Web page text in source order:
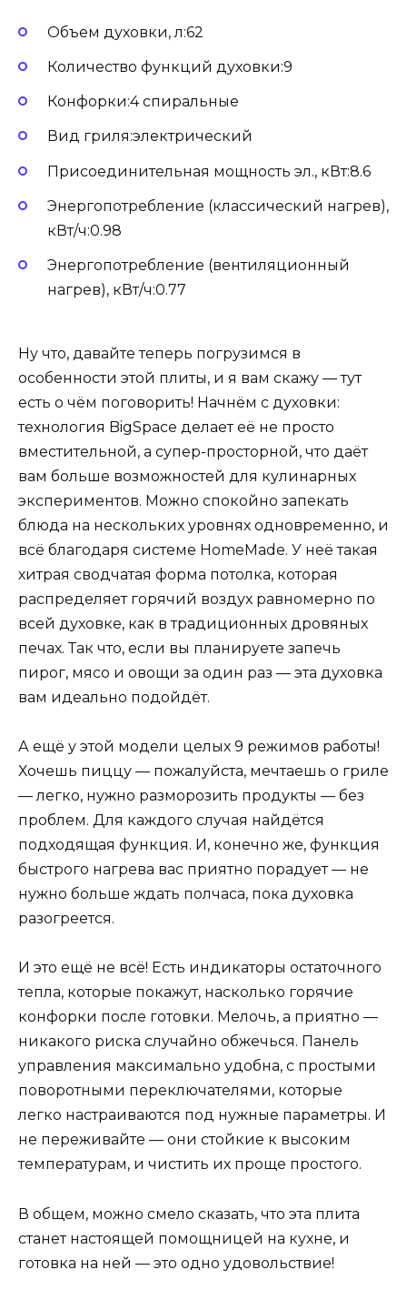
Объем духовки, л:62
Количество функций духовки:9
Конфорки:4 спиральные
Вид гриля:электрический
Присоединительная мощность эл., кВт:8.6
Энергопотребление (классический нагрев),
кВт/ч:0.98
Энергопотребление (вентиляционный
нагрев), кВт/ч:0.77
Ну что, давайте теперь погрузимся в
особенности этой плиты, и я вам скажу — тут
есть о чём поговорить! Начнём с духовки:
технология BigSpace делает её не просто
вместительной, а супер-просторной, что даёт
вам больше возможностей для кулинарных
экспериментов. Можно спокойно запекать
блюда на нескольких уровнях одновременно, и
всё благодаря системе HomeMade. У неё такая
хитрая сводчатая форма потолка, которая
распределяет горячий воздух равномерно по
всей духовке, как в традиционных дровяных
печах. Так что, если вы планируете запечь
пирог, мясо и овощи за один раз — эта духовка
вам идеально подойдёт.
А ещё у этой модели целых 9 режимов работы!
Хочешь пиццу — пожалуйста, мечтаешь о гриле
— легко, нужно разморозить продукты — без
проблем. Для каждого случая найдётся
подходящая функция. И, конечно же, функция
быстрого нагрева вас приятно порадует — не
нужно больше ждать полчаса, пока духовка
разогреется.
И это ещё не всё! Есть индикаторы остаточного
тепла, которые покажут, насколько горячие
конфорки после готовки. Мелочь, а приятно —
никакого риска случайно обжечься. Панель
управления максимально удобна, с простыми
поворотными переключателями, которые
легко настраиваются под нужные параметры. И
не переживайте — они стойкие к высоким
температурам, и чистить их проще простого.
В общем, можно смело сказать, что эта плита
станет настоящей помощницей на кухне, и
готовка на ней — это одно удовольствие!